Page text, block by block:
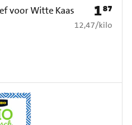
voor Witte Kaas
Prijs: €
187
€ 12,47 per kilo
12,47/kilo